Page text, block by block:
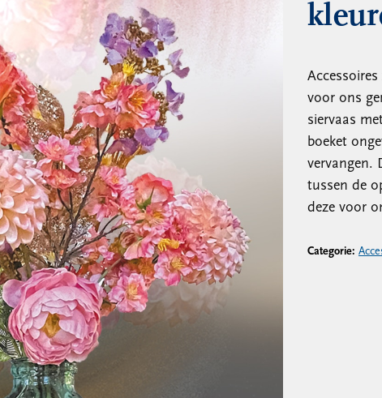
voor ons
siervaas
boeket
vervangen.
tussen de
deze voor
Categorie: